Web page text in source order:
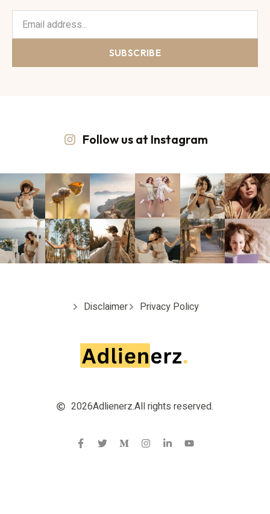
SUBSCRIBE
Follow us at Instagram
Disclaimer Privacy Policy
2026Adlienerz.All rights reserved.